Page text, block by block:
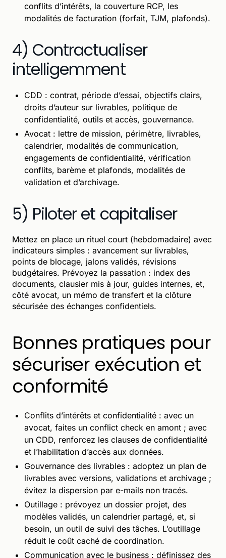
conflits d’intérêts, la couverture RCP, les
modalités de facturation (forfait, TJM, plafonds).
4) Contractualiser
intelligemment
CDD : contrat, période d’essai, objectifs clairs,
droits d’auteur sur livrables, politique de
confidentialité, outils et accès, gouvernance.
Avocat : lettre de mission, périmètre, livrables,
calendrier, modalités de communication,
engagements de confidentialité, vérification
conflits, barème et plafonds, modalités de
validation et d’archivage.
5) Piloter et capitaliser
Mettez en place un rituel court (hebdomadaire) avec
indicateurs simples : avancement sur livrables,
points de blocage, jalons validés, révisions
budgétaires. Prévoyez la passation : index des
documents, clausier mis à jour, guides internes, et,
côté avocat, un mémo de transfert et la clôture
sécurisée des échanges confidentiels.
Bonnes pratiques pour
sécuriser exécution et
conformité
Conflits d’intérêts et confidentialité : avec un
avocat, faites un conflict check en amont ; avec
un CDD, renforcez les clauses de confidentialité
et l’habilitation d’accès aux données.
Gouvernance des livrables : adoptez un plan de
livrables avec versions, validations et archivage ;
évitez la dispersion par e-mails non tracés.
Outillage : prévoyez un dossier projet, des
modèles validés, un calendrier partagé, et, si
besoin, un outil de suivi des tâches. L’outillage
réduit le coût caché de coordination.
Communication avec le business : définissez des